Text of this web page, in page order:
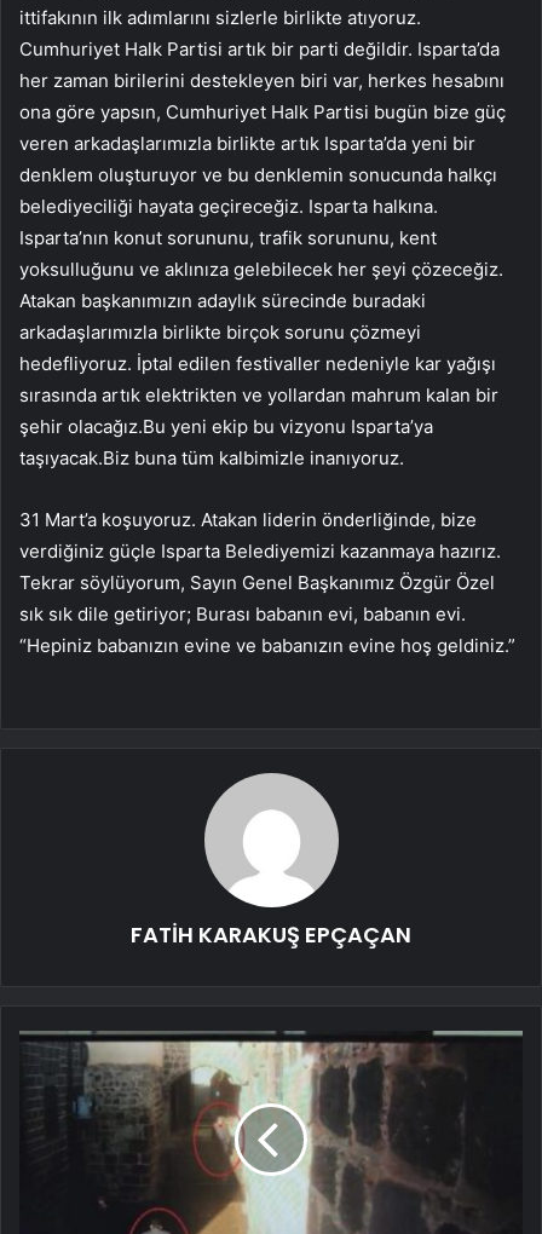
ittifakının ilk adımlarını sizlerle birlikte atıyoruz.
Cumhuriyet Halk Partisi artık bir parti değildir. Isparta’da
her zaman birilerini destekleyen biri var, herkes hesabını
ona göre yapsın, Cumhuriyet Halk Partisi bugün bize güç
veren arkadaşlarımızla birlikte artık Isparta’da yeni bir
denklem oluşturuyor ve bu denklemin sonucunda halkçı
belediyeciliği hayata geçireceğiz. Isparta halkına.
Isparta’nın konut sorununu, trafik sorununu, kent
yoksulluğunu ve aklınıza gelebilecek her şeyi çözeceğiz.
Atakan başkanımızın adaylık sürecinde buradaki
arkadaşlarımızla birlikte birçok sorunu çözmeyi
hedefliyoruz. İptal edilen festivaller nedeniyle kar yağışı
sırasında artık elektrikten ve yollardan mahrum kalan bir
şehir olacağız.Bu yeni ekip bu vizyonu Isparta’ya
taşıyacak.Biz buna tüm kalbimizle inanıyoruz.
31 Mart’a koşuyoruz. Atakan liderin önderliğinde, bize
verdiğiniz güçle Isparta Belediyemizi kazanmaya hazırız.
Tekrar söylüyorum, Sayın Genel Başkanımız Özgür Özel
sık sık dile getiriyor; Burası babanın evi, babanın evi.
“Hepiniz babanızın evine ve babanızın evine hoş geldiniz.”
FATİH KARAKUŞ EPÇAÇAN